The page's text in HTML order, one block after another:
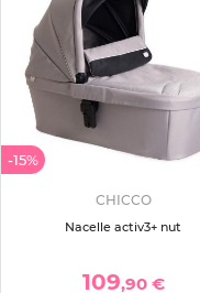
-15%
CHICCO
Nacelle activ3+ nut
109,90 €